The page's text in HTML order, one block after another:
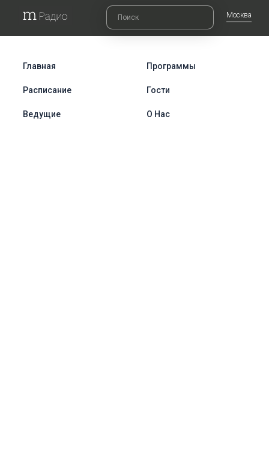
Москва
Главная Программы
Расписание Гости
Ведущие О Нас